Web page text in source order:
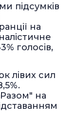
підсумків
на
голосів,
лівих сил
на